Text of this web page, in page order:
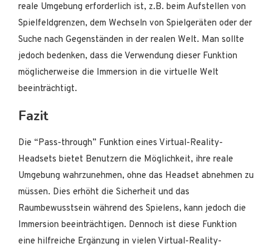
reale Umgebung erforderlich ist, z.B. beim Aufstellen von
Spielfeldgrenzen, dem Wechseln von Spielgeräten oder der
Suche nach Gegenständen in der realen Welt. Man sollte
jedoch bedenken, dass die Verwendung dieser Funktion
möglicherweise die Immersion in die virtuelle Welt
beeinträchtigt.
Fazit
Die “Pass-through” Funktion eines Virtual-Reality-
Headsets bietet Benutzern die Möglichkeit, ihre reale
Umgebung wahrzunehmen, ohne das Headset abnehmen zu
müssen. Dies erhöht die Sicherheit und das
Raumbewusstsein während des Spielens, kann jedoch die
Immersion beeinträchtigen. Dennoch ist diese Funktion
eine hilfreiche Ergänzung in vielen Virtual-Reality-